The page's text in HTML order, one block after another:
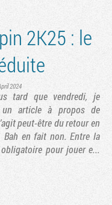
2K25 : le
2024
tard que vendredi, je
un article à propos de
peut-être du retour en
Bah en fait non. Entre la
pour jouer e...